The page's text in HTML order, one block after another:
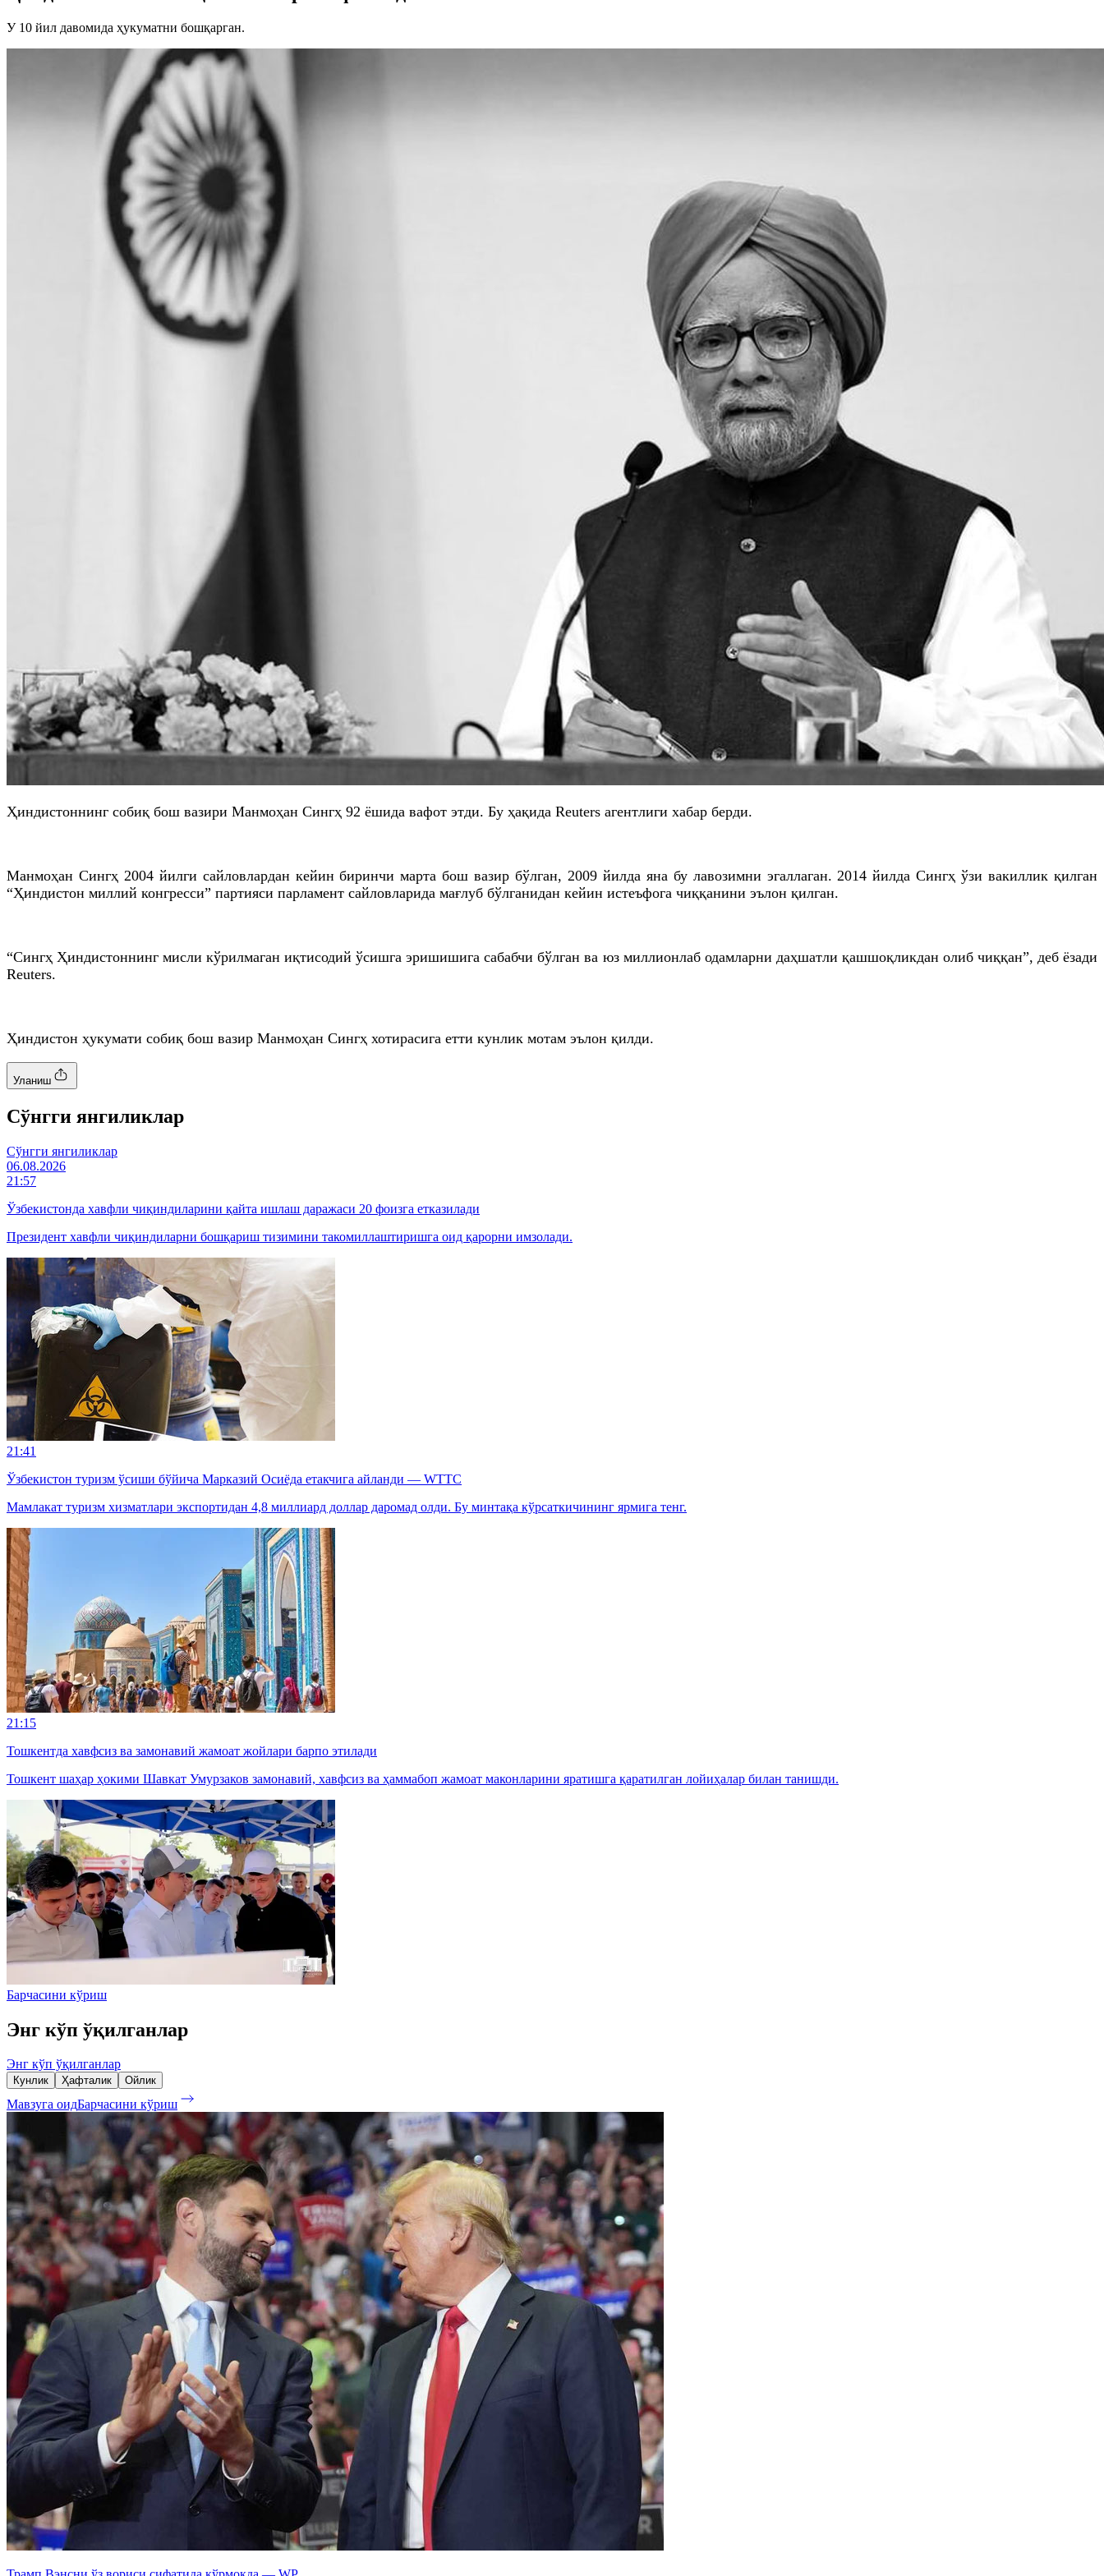
У 10 йил давомида ҳукуматни бошқарган.
Ҳиндистоннинг собиқ бош вазири Манмоҳан Сингҳ 92 ёшида вафот этди. Бу ҳақида Reuters агентлиги хабар берди.
Манмоҳан Сингҳ 2004 йилги сайловлардан кейин биринчи марта бош вазир бўлган, 2009 йилда яна бу лавозимни эгаллаган. 2014 йилда Сингҳ ўзи вакиллик қилган
“Ҳиндистон миллий конгресси” партияси парламент сайловларида мағлуб бўлганидан кейин истеъфога чиққанини эълон қилган.
“Сингҳ Ҳиндистоннинг мисли кўрилмаган иқтисодий ўсишга эришишига сабабчи бўлган ва юз миллионлаб одамларни даҳшатли қашшоқликдан олиб чиққан”, деб ёзади
Reuters.
Ҳиндистон ҳукумати собиқ бош вазир Манмоҳан Сингҳ хотирасига етти кунлик мотам эълон қилди.
Уланиш
Cўнгги янгиликлар
Cўнгги янгиликлар
06.08.2026
21:57
Ўзбекистонда хавфли чиқиндиларини қайта ишлаш даражаси 20 фоизга етказилади
Президент хавфли чиқиндиларни бошқариш тизимини такомиллаштиришга оид қарорни имзолади.
21:41
Ўзбекистон туризм ўсиши бўйича Марказий Осиёда етакчига айланди — WTTC
Мамлакат туризм хизматлари экспортидан 4,8 миллиард доллар даромад олди. Бу минтақа кўрсаткичининг ярмига тенг.
21:15
Тошкентда хавфсиз ва замонавий жамоат жойлари барпо этилади
Тошкент шаҳар ҳокими Шавкат Умурзаков замонавий, хавфсиз ва ҳаммабоп жамоат маконларини яратишга қаратилган лойиҳалар билан танишди.
Барчасини кўриш
Энг кўп ўқилганлар
Энг кўп ўқилганлар
Кунлик Ҳафталик Ойлик
Мавзуга оидБарчасини кўриш